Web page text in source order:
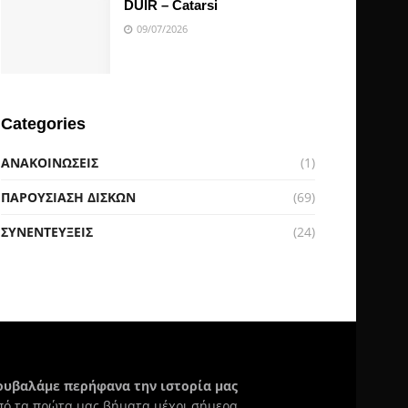
DUIR – Catarsi
09/07/2026
Categories
ΑΝΑΚΟΙΝΩΣΕΙΣ
(1)
ΠΑΡΟΥΣΙΑΣΗ ΔΙΣΚΩΝ
(69)
ΣΥΝΕΝΤΕΥΞΕΙΣ
(24)
περήφανα την ιστορία μας